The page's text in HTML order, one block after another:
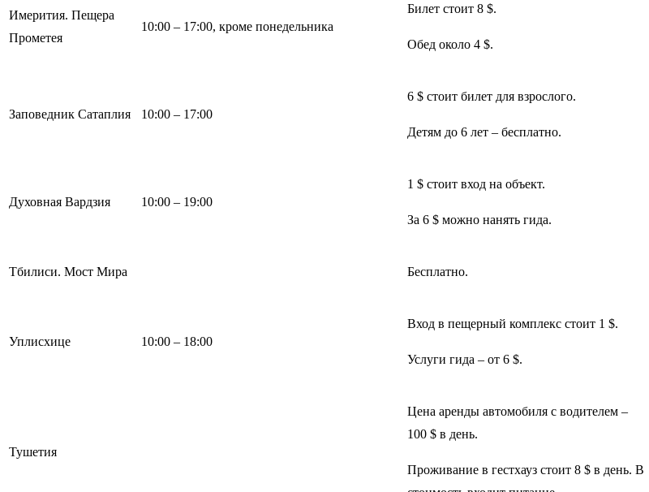
Имерития. Пещера
Прометея
10:00 – 17:00, кроме понедельника
Билет стоит 8 $.
Обед около 4 $.
Заповедник Сатаплия 10:00 – 17:00
6 $ стоит билет для взрослого.
Детям до 6 лет – бесплатно.
Духовная Вардзия 10:00 – 19:00
1 $ стоит вход на объект.
За 6 $ можно нанять гида.
Тбилиси. Мост Мира Бесплатно.
Уплисхице 10:00 – 18:00
Вход в пещерный комплекс стоит 1 $.
Услуги гида – от 6 $.
Тушетия
Цена аренды автомобиля с водителем –
100 $ в день.
Проживание в гестхауз стоит 8 $ в день. В